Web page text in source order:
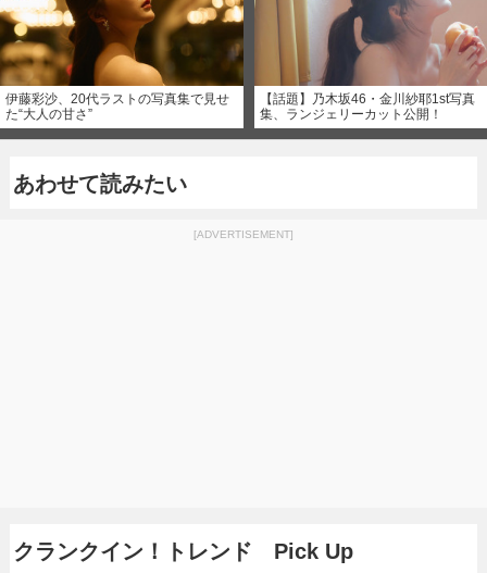
伊藤彩沙、20代ラストの写真集で見せ
た“大人の甘さ”
【話題】乃木坂46・金川紗耶1st写真
集、ランジェリーカット公開！
あわせて読みたい
[ADVERTISEMENT]
クランクイン！トレンド Pick Up